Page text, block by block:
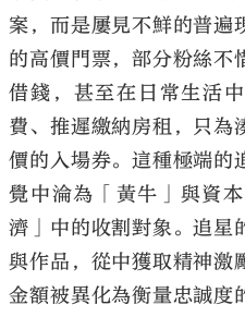
案，而是屢見不鮮的普遍
的高價門票，部分粉絲不
借錢，甚至在日常生活
費、推遲繳納房租，只為
價的入場券。這種極端的
覺中淪為「黃牛」與資
濟」中的收割對象。追星
與作品，從中獲取精神激
金額被異化為衡量忠誠度